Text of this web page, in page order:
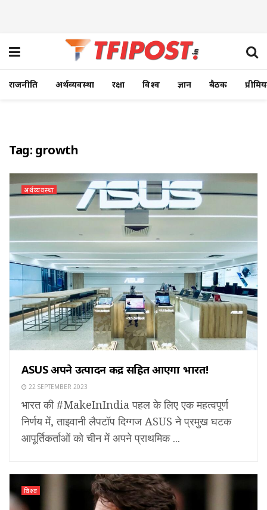
राजनीति अर्थव्यवस्था रक्षा विश्व ज्ञान बैठक
Tag: growth
अर्थव्यवस्था
ASUS अपने उत्पादन केंद्र सहित आएगा भारत!
22 SEPTEMBER 2023
भारत की #MakeInIndia पहल के लिए एक महत्वपूर्ण
निर्णय में, ताइवानी लैपटॉप दिग्गज ASUS ने प्रमुख घटक
आपूर्तिकर्ताओं को चीन में अपने प्राथमिक ...
विश्व